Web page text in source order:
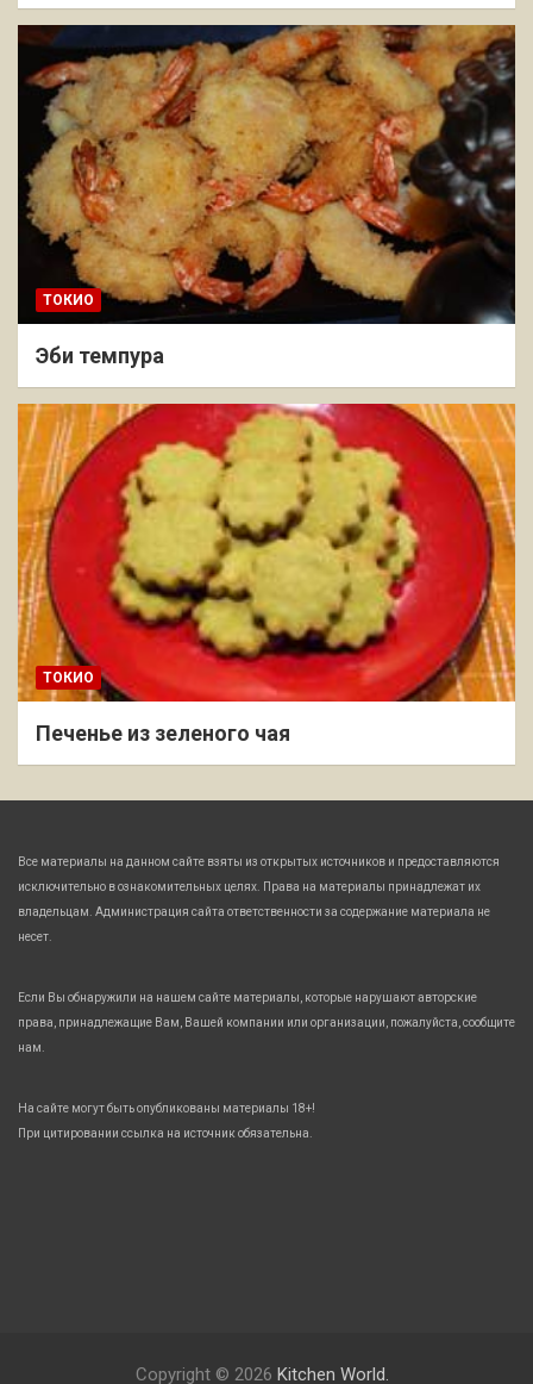
ТОКИО
Эби темпура
ТОКИО
Печенье из зеленого чая
Все материалы на данном сайте взяты из открытых источников и предоставляются
исключительно в ознакомительных целях. Права на материалы принадлежат их
владельцам. Администрация сайта ответственности за содержание материала не
несет.
Если Вы обнаружили на нашем сайте материалы, которые нарушают авторские
права, принадлежащие Вам, Вашей компании или организации, пожалуйста, сообщите
нам.
На сайте могут быть опубликованы материалы 18+!
При цитировании ссылка на источник обязательна.
Copyright © 2026 Kitchen World.